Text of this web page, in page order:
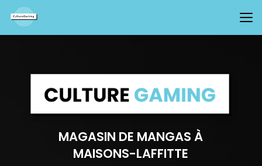
au
contenu
principal
MAGASIN DE MANGAS À
MAISONS-LAFFITTE